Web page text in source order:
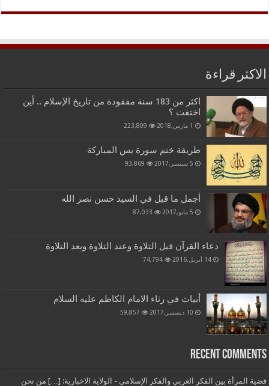
الاكثر قراءة
اكثر من 183 سنة مفقودة من تاريخ الإسلام .. أين
اختفت ؟
1 مارس,2018 223,809
طريقة ختم سورة يس المباركة
5 سبتمبر,2017 93,869
أجمل ما قيل في السيد حسن نصر الله
5 مايو,2017 87,033
دعاء القرآن قبل التلاوة وعند التلاوة وبعد التلاوة
14 أبريل,2016 74,794
أبيات في رثاء الامام الكاظم عليه السلام
10 ديسمبر,2017 59,857
Recent Comments
قضية المرأة بين الفكر الغربي والفكر الإسلامي - الولاية الاخبارية: […] من نحن